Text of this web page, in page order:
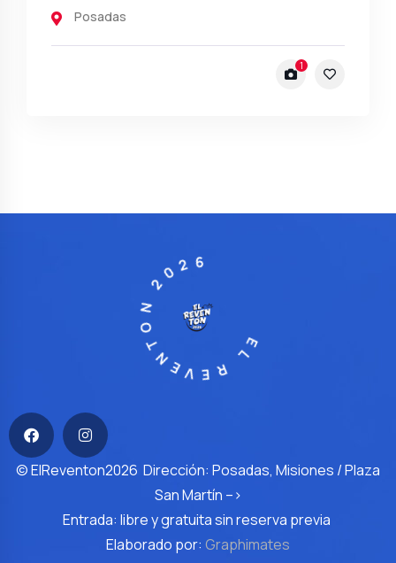
Posadas
1
EL REVENTON 2026
© ElReventon2026 Dirección: Posadas, Misiones / Plaza
San Martín –>
Entrada: libre y gratuita sin reserva previa
Elaborado por: Graphimates